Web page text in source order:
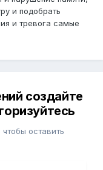
и подобрать
и тревога самые
создайте
оставить